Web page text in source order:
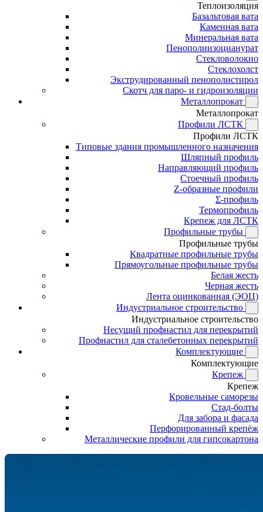
Теплоизоляция
Базальтовая вата
Каменная вата
Минеральная вата
Пенополиизоцианурат
Стекловолокно
Стеклохолст
Экструдированный пенополистирол
Скотч для паро- и гидроизоляции
Металлопрокат
Металлопрокат
Профили ЛСТК
Профили ЛСТК
Типовые здания промышленного назначения
Шляпный профиль
Направляющий профиль
Стоечный профиль
Z-образные профили
Σ-профиль
Термопрофиль
Крепеж для ЛСТК
Профильные трубы
Профильные трубы
Квадратные профильные трубы
Прямоугольные профильные трубы
Белая жесть
Черная жесть
Лента оцинкованная (ЭОЦ)
Индустриальное строительство
Индустриальное строительство
Несущий профнастил для перекрытий
Профнастил для сталебетонных перекрытий
Комплектующие
Комплектующие
Крепеж
Крепеж
Кровельные саморезы
Стад-болты
Для забора и фасада
Перфорированный крепёж
Металлические профили для гипсокартона